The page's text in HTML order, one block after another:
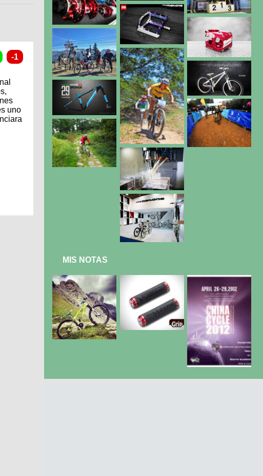
uno
MIS NOTAS